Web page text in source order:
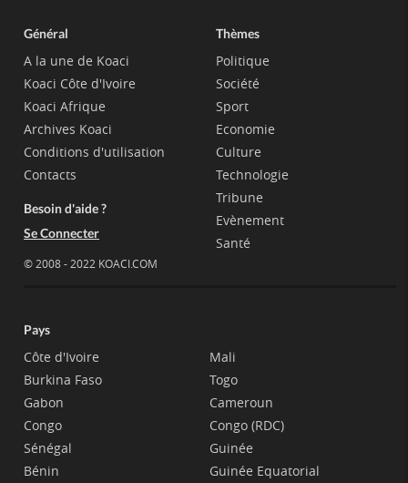
Général
A la une de Koaci
Koaci Côte d'Ivoire
Koaci Afrique
Archives Koaci
Conditions d'utilisation
Contacts
Besoin d'aide ?
Se Connecter
© 2008 - 2022 KOACI.COM
Thèmes
Politique
Société
Sport
Economie
Culture
Technologie
Tribune
Evènement
Santé
Pays
Côte d'Ivoire
Burkina Faso
Gabon
Congo
Sénégal
Bénin
Mali
Togo
Cameroun
Congo (RDC)
Guinée
Guinée Equatorial